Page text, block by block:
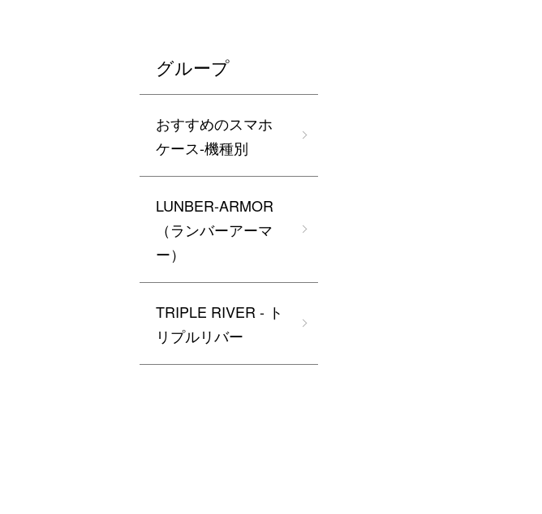
グループ
おすすめのスマホ
ケース-機種別
LUNBER-ARMOR
（ランバーアーマ
ー）
TRIPLE RIVER - ト
リプルリバー